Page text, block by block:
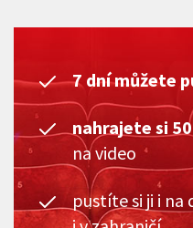
7 dní můžete
nahrajete si
na video
pustíte si ji i na